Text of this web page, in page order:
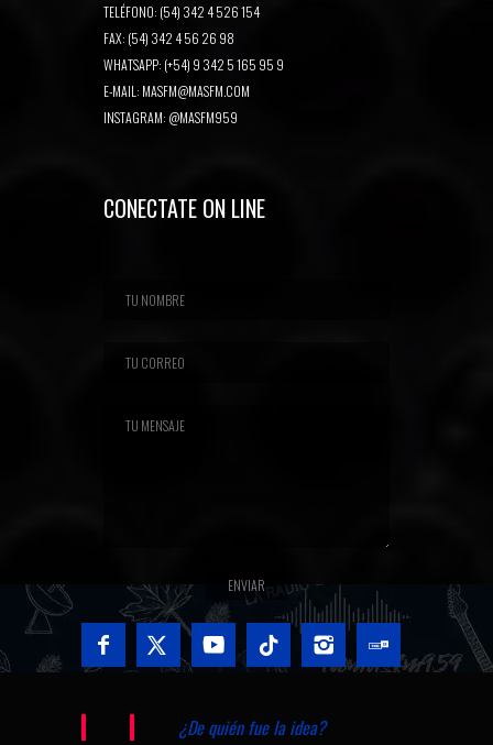
TELÉFONO: (54) 342 4 526 154
FAX: (54) 342 4 56 26 98
WHATSAPP: (+54) 9 342 5 165 95 9
E-MAIL: MASFM@MASFM.COM
INSTAGRAM: @MASFM959
CONECTATE ON LINE
¿De quién fue la idea?